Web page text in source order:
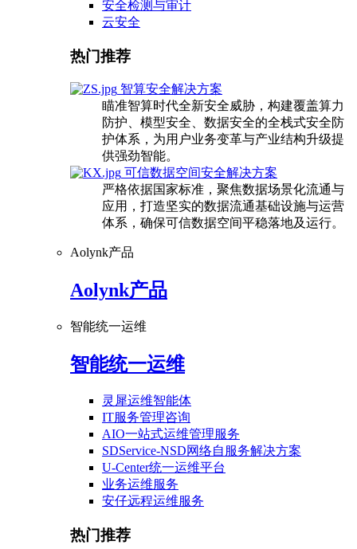
安全检测与审计
云安全
热门推荐
智算安全解决方案
瞄准智算时代全新安全威胁，构建覆盖算力
防护、模型安全、数据安全的全栈式安全防
护体系，为用户业务变革与产业结构升级提
供强劲智能。
可信数据空间安全解决方案
严格依据国家标准，聚焦数据场景化流通与
应用，打造坚实的数据流通基础设施与运营
体系，确保可信数据空间平稳落地及运行。
Aolynk产品
Aolynk产品
智能统一运维
智能统一运维
灵犀运维智能体
IT服务管理咨询
AIO一站式运维管理服务
SDService-NSD网络自服务解决方案
U-Center统一运维平台
业务运维服务
安仔远程运维服务
热门推荐